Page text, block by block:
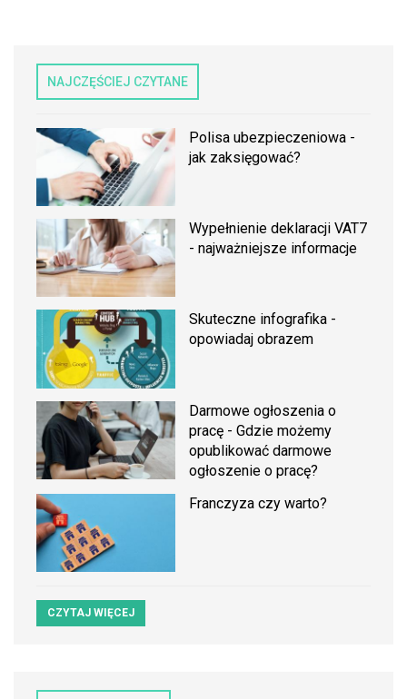
NAJCZĘŚCIEJ CZYTANE
Polisa ubezpieczeniowa -
jak zaksięgować?
Wypełnienie deklaracji VAT7
- najważniejsze informacje
Skuteczne infografika -
opowiadaj obrazem
Darmowe ogłoszenia o
pracę - Gdzie możemy
opublikować darmowe
ogłoszenie o pracę?
Franczyza czy warto?
CZYTAJ WIĘCEJ